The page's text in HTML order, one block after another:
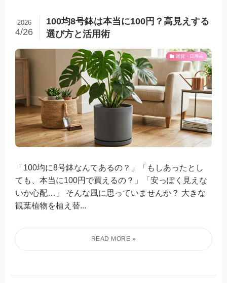
100均8号鉢は本当に100円？高見えする
選び方と活用術
2026
4/26
雑貨・日用品
「100均に8号鉢なんてあるの？」「もしあったとし
ても、本当に100円で買えるの？」「安っぽく見えな
いか心配…」 そんな風に思っていませんか？ 大きな
観葉植物を植え替...